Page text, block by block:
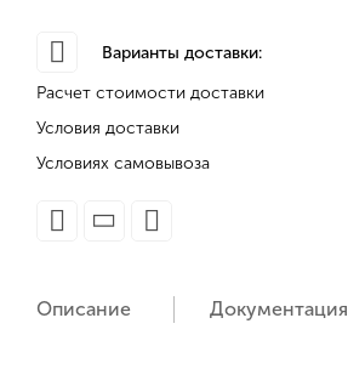
Варианты доставки:
Расчет стоимости доставки
Условия доставки
Условиях самовывоза
Описание Документация